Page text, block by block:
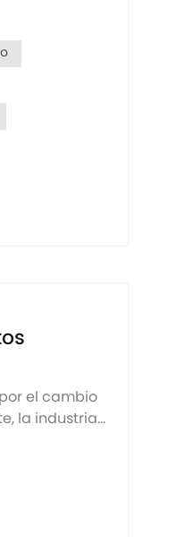
y el
medianas
el cambio
la industria
y